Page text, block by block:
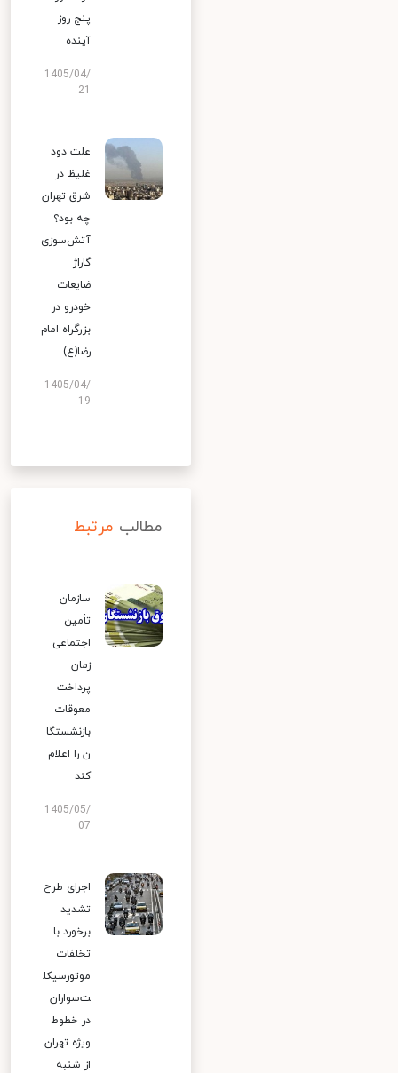
پنج روز
آینده
1405/04/
علت دود
غلیظ در
شرق تهران
چه بود؟
آتش‌سوزی
گاراژ
ضایعات
خودرو در
بزرگراه امام
رضا(ع)
1405/04/
19
مطالب مرتبط
سازمان
تأمین
اجتماعی
زمان
پرداخت
معوقات
بازنشستگا
ن را اعلام
کند
1405/05/
07
اجرای طرح
تشدید
برخورد با
تخلفات
موتورسیکل
ت‌سواران
در خطوط
ویژه تهران
از شنبه